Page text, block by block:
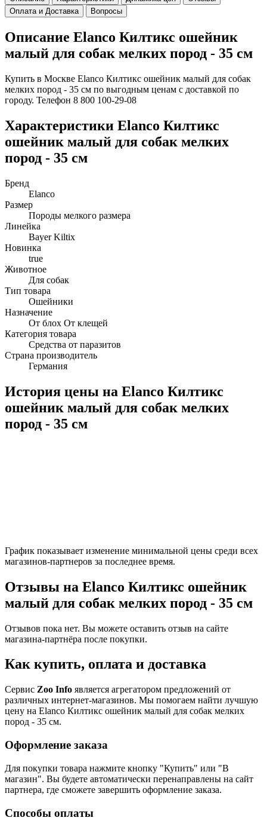
Оплата и Доставка
Вопросы
Описание Elanco Килтикс ошейник
малый для собак мелких пород - 35 см
Купить в Москве Elanco Килтикс ошейник малый для собак
мелких пород - 35 см по выгодным ценам с доставкой по
городу. Телефон 8 800 100-29-08
Характеристики Elanco Килтикс
ошейник малый для собак мелких
пород - 35 см
Бренд
Elanco
Размер
Породы мелкого размера
Линейка
Bayer Kiltix
Новинка
true
Животное
Для собак
Тип товара
Ошейники
Назначение
От блох От клещей
Категория товара
Средства от паразитов
Страна производитель
Германия
История цены на Elanco Килтикс
ошейник малый для собак мелких
пород - 35 см
График показывает изменение минимальной цены среди всех
магазинов-партнеров за последнее время.
Отзывы на Elanco Килтикс ошейник
малый для собак мелких пород - 35 см
Отзывов пока нет. Вы можете оставить отзыв на сайте
магазина-партнёра после покупки.
Как купить, оплата и доставка
Сервис Zoo Info является агрегатором предложений от
различных интернет-магазинов. Мы помогаем найти лучшую
цену на Elanco Килтикс ошейник малый для собак мелких
пород - 35 см.
Оформление заказа
Для покупки товара нажмите кнопку "Купить" или "В
магазин". Вы будете автоматически перенаправлены на сайт
партнера, где сможете завершить оформление заказа.
Способы оплаты